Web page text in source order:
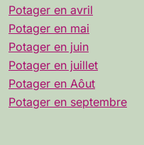
Potager en avril
Potager en mai
Potager en juin
Potager en juillet
Potager en Aôut
Potager en septembre